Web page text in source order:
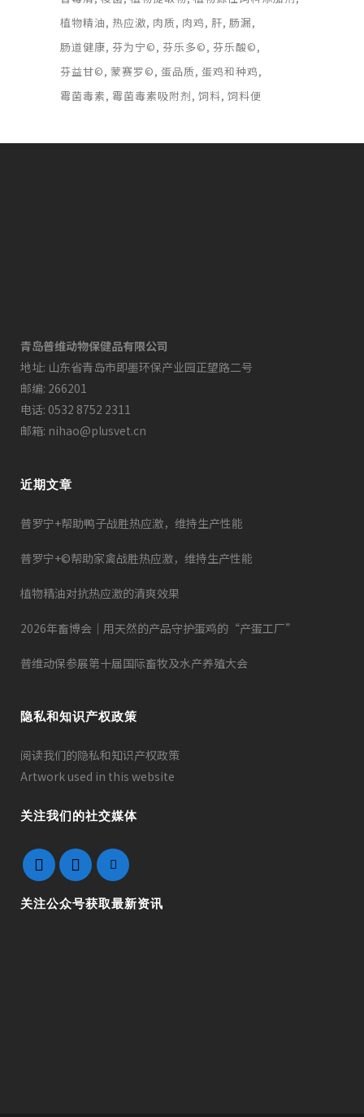
植物精油 热应激 肉质 肉鸡 肝 肠漏
肠道健康 芬为宁© 芬乐多© 芬乐酸©
芬益甘© 蒙赛罗© 蛋品质 蛋鸡和种鸡
霉菌毒素 霉菌毒素吸附剂 饲料 饲料便
青岛普维动物保健品有限公司
地址: 山东省青岛市即墨环保产业园正望路二号
邮编: 266201
电话: 0532 8752 2311
邮箱: nihao@plusvet.cn
近期文章
普罗宁+帮助鸭子战胜热应激，维持生产性能
普罗宁+©帮助家禽战胜热应激，维持生产性能
植物精油对抗热应激的清爽效果
2026年畜博会｜用天然的产品守护蛋鸡的“产蛋工厂”
普维动保参展第十届国际畜牧及水产养殖大会
隐私和知识产权政策
阅读我们的隐私和知识产权政策
Artwork used in this website
关注我们的社交媒体
关注公众号获取最新资讯